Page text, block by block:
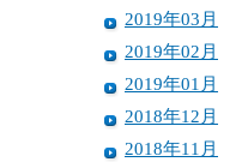
2019年03月
2019年02月
2019年01月
2018年12月
2018年11月